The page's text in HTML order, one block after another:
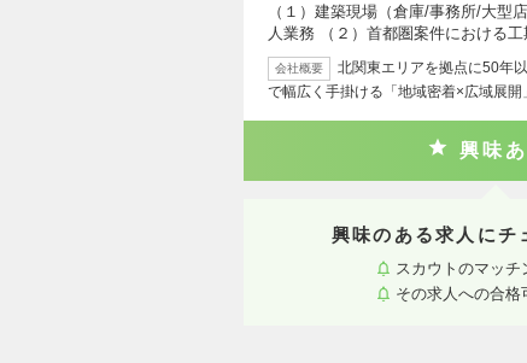
（１）建築現場（倉庫/事務所/大型
人業務 （２）首都圏案件における
会社概要
北関東エリアを拠点に50年
で幅広く手掛ける「地域密着×広域展開
興味あ
興味のある求人にチ
スカウトのマッ
その求人への合格